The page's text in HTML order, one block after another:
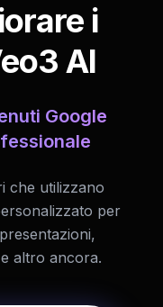
i
AI
Google
che utilizzano
per
altro ancora.